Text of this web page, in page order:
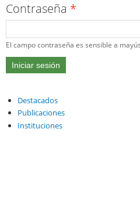
Contraseña *
El campo contraseña es sensible a
Destacados
Publicaciones
Instituciones